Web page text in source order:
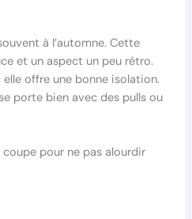
à l’automne. Cette
et un aspect un peu rétro.
elle offre une bonne isolation.
porte bien avec des pulls ou
pour ne pas alourdir